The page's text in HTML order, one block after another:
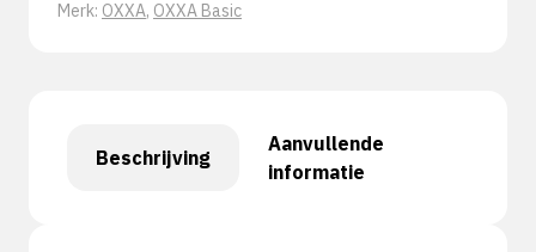
Merk: OXXA, OXXA Basic
Beschrijving
Aanvullende
informatie